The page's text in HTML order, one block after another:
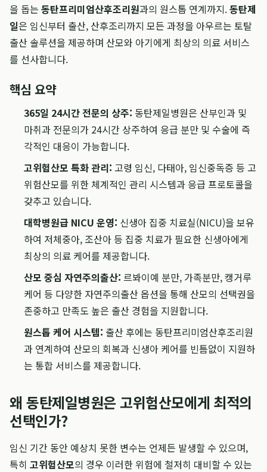
을 돕는 동탄프리미엄산후조리원과의 원스톱 연계까지.동탄제
일은 임신부터 출산, 산후조리까지 모든 과정을 아우르는 토탈
출산 솔루션을 제공하며 산모와 아기에게 최상의 의료 서비스
를 선사합니다.
핵심 요약
365일 24시간 전문의 상주: 동탄제일병원은 산부인과 및
마취과 전문의가 24시간 상주하여 응급 분만 및 수술에 즉
각적인 대응이 가능합니다.
고위험산모 특화 관리: 고령 임신, 다태아, 임신중독증 등 고
위험산모를 위한 체계적인 관리 시스템과 응급 프로토콜을
갖추고 있습니다.
대학병원급 NICU 운영: 신생아 집중 치료실(NICU)을 보유
하여 저체중아, 조산아 등 집중 치료가 필요한 신생아에게
최상의 의료 케어를 제공합니다.
산모 중심 자연주의출산: 르봐이예 분만, 가족분만, 캥거루
케어 등 다양한 자연주의출산 옵션을 통해 산모의 선택권을
존중하고 만족도 높은 출산 경험을 지원합니다.
원스톱 케어 시스템: 출산 후에는 동탄프리미엄산후조리원
과 연계하여 산모의 회복과 신생아 케어를 빈틈없이 지원하
는 통합 서비스를 제공합니다.
왜 동탄제일병원은 고위험산모에게 최적의
선택인가?
임신 기간 동안 예상치 못한 변수는 언제든 발생할 수 있으며,
특히 고위험산모의 경우 이러한 위험에 철저히 대비할 수 있는